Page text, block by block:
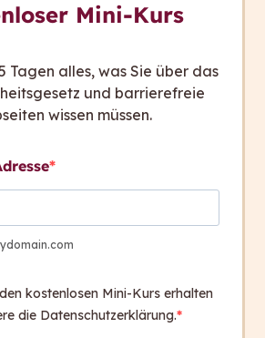
Mini-Kurs
Tagen alles, was Sie über das
und barrierefreie
wissen müssen.
kostenlosen Mini-Kurs erhalten
die Datenschutzerklärung.